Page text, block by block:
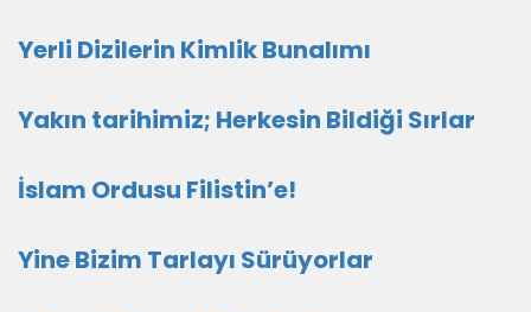
Yerli Dizilerin Kimlik Bunalımı
Yakın tarihimiz; Herkesin Bildiği Sırlar
İslam Ordusu Filistin’e!
Yine Bizim Tarlayı Sürüyorlar